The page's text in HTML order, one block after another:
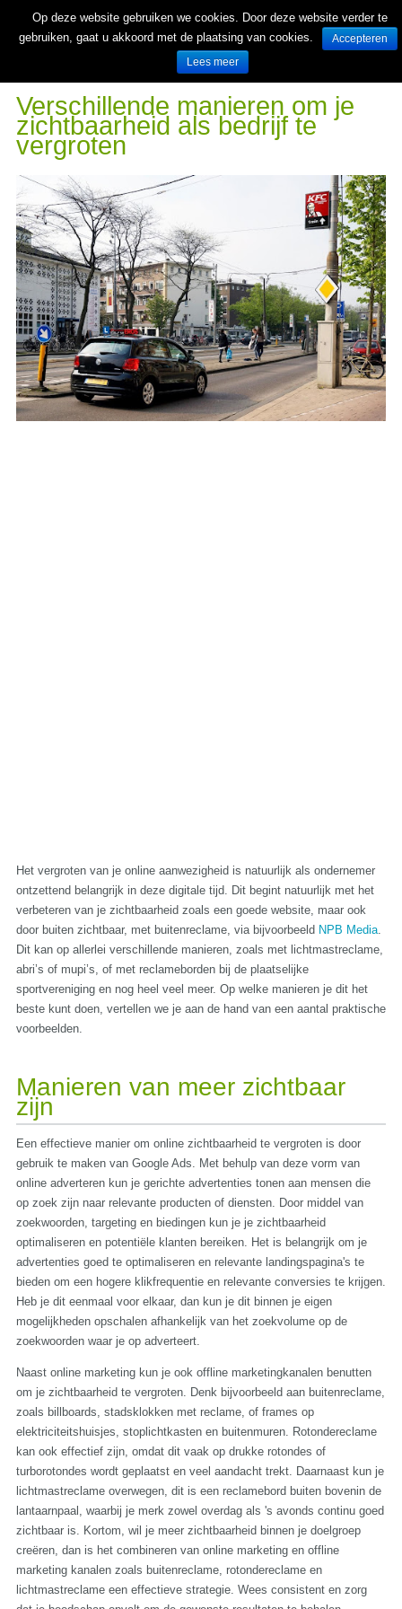
Wekelijks nieuwe folders van Nederlandse supermarkten en winkels
Verschillende manieren om je
zichtbaarheid als bedrijf te
vergroten
Het vergroten van je online aanwezigheid is natuurlijk als ondernemer
ontzettend belangrijk in deze digitale tijd. Dit begint natuurlijk met het
verbeteren van je zichtbaarheid zoals een goede website, maar ook
door buiten zichtbaar, met buitenreclame, via bijvoorbeeld NPB Media
Dit kan op allerlei verschillende manieren, zoals met lichtmastreclame,
abri’s of mupi’s, of met reclameborden bij de plaatselijke
sportvereniging en nog heel veel meer. Op welke manieren je dit het
beste kunt doen, vertellen we je aan de hand van een aantal praktische
voorbeelden.
Manieren van meer zichtbaar
zijn
Een effectieve manier om online zichtbaarheid te vergroten is door
gebruik te maken van Google Ads. Met behulp van deze vorm van
online adverteren kun je gerichte advertenties tonen aan mensen die
op zoek zijn naar relevante producten of diensten. Door middel van
zoekwoorden, targeting en biedingen kun je je zichtbaarheid
optimaliseren en potentiële klanten bereiken. Het is belangrijk om je
advertenties goed te optimaliseren en relevante landingspagina's te
bieden om een hogere klikfrequentie en relevante conversies te krijgen.
Heb je dit eenmaal voor elkaar, dan kun je dit binnen je eigen
mogelijkheden opschalen afhankelijk van het zoekvolume op de
zoekwoorden waar je op adverteert.
Naast online marketing kun je ook offline marketingkanalen benutten
om je zichtbaarheid te vergroten. Denk bijvoorbeeld aan buitenreclame,
zoals billboards, stadsklokken met reclame, of frames op
elektriciteitshuisjes, stoplichtkasten en buitenmuren. Rotondereclame
kan ook effectief zijn, omdat dit vaak op drukke rotondes of
turborotondes wordt geplaatst en veel aandacht trekt. Daarnaast kun je
lichtmastreclame overwegen, dit is een reclamebord buiten bovenin de
lantaarnpaal, waarbij je merk zowel overdag als 's avonds continu goed
zichtbaar is. Kortom, wil je meer zichtbaarheid binnen je doelgroep
creëren, dan is het combineren van online marketing en offline
marketing kanalen zoals buitenreclame, rotondereclame en
lichtmastreclame een effectieve strategie. Wees consistent en zorg
Op deze website gebruiken we cookies. Door deze website verder te
gebruiken, gaat u akkoord met de plaatsing van cookies.
Accepteren
Lees meer